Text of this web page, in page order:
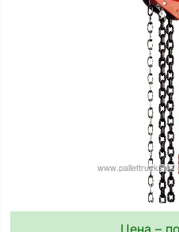
Цена –